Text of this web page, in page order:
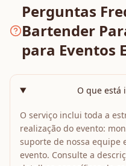
Perguntas
Bartender
para Eventos
O que está
O serviço inclui toda a
realização do evento:
suporte de nossa equipe
evento. Consulte a